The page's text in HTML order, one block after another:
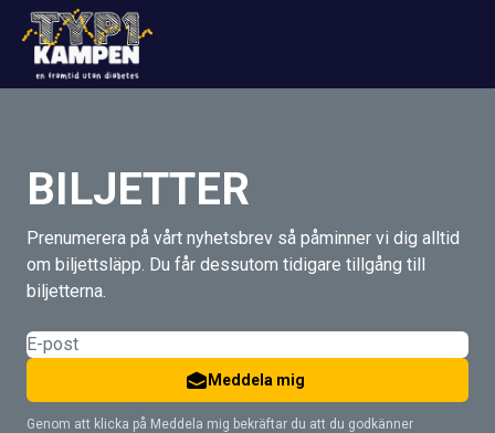
BILJETTER
Prenumerera på vårt nyhetsbrev så påminner vi dig alltid
om biljettsläpp. Du får dessutom tidigare tillgång till
biljetterna.
Meddela mig
Genom att klicka på Meddela mig bekräftar du att du godkänner